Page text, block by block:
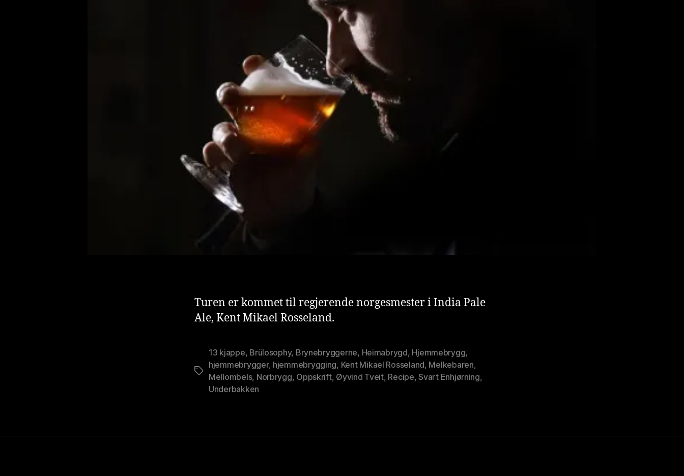
Turen er kommet til regjerende norgesmester i India Pale
Ale, Kent Mikael Rosseland.
Stikkord
13 kjappe, Brülosophy, Brynebryggerne, Heimabrygd, Hjemmebrygg,
hjemmebrygger, hjemmebrygging, Kent Mikael Rosseland, Melkebaren,
Mellombels, Norbrygg, Oppskrift, Øyvind Tveit, Recipe,Svart Enhjørning,
Underbakken